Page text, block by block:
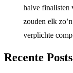
halve finalisten
zouden elk
verplichte
Recente Posts